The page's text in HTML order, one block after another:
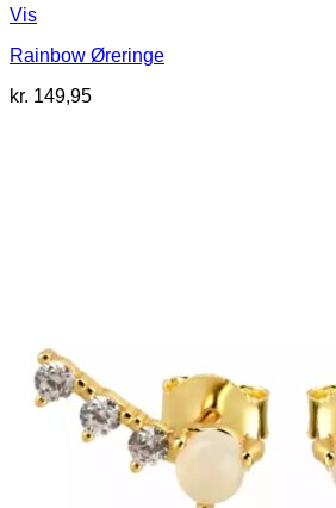
Vis
Rainbow Øreringe
kr. 149,95